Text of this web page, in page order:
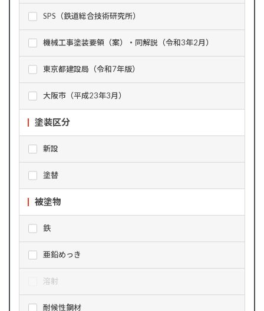
SPS（鉄道総合技術研究所）
機械工事塗装要領（案）・同解説（令和3年2月）
東京都建設局（令和7年版）
大阪市（平成23年3月）
塗装区分
新設
塗替
被塗物
鉄
亜鉛めっき
溶射
耐候性鋼材